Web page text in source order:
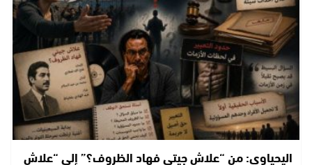
اليحياوي: من “علاش جيتي فهاد الظروف؟” إلى “علاش